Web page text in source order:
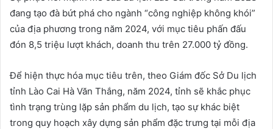
đang tạo đà bứt phá cho ngành “công nghiệp không khói”
của địa phương trong năm 2024, với mục tiêu phấn đấu
đón 8,5 triệu lượt khách, doanh thu trên 27.000 tỷ đồng.
Để hiện thực hóa mục tiêu trên, theo Giám đốc Sở Du lịch
tỉnh Lào Cai Hà Văn Thắng, năm 2024, tỉnh sẽ khắc phục
tình trạng trùng lặp sản phẩm du lịch, tạo sự khác biệt
trong quy hoạch xây dựng sản phẩm đặc trưng tại mỗi địa